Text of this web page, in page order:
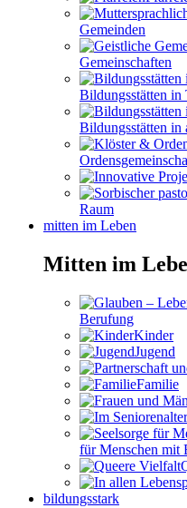
Gemeinden
Gemeinschaften
Bildungsstätten in
Bildungsstätten in
Raum
mitten im Leben
Mitten im
Berufung
Kinder
Jugend
Familie
für Menschen mit
bildungsstark